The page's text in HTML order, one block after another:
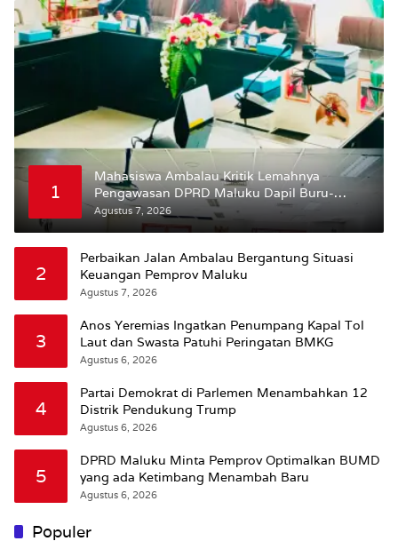
1
Mahasiswa Ambalau Kritik Lemahnya
Pengawasan DPRD Maluku Dapil Buru-
Bursel Terhadap Proses Perubahan Status
Jalan
Agustus 7, 2026
2
Perbaikan Jalan Ambalau Bergantung Situasi
Keuangan Pemprov Maluku
Agustus 7, 2026
3
Anos Yeremias Ingatkan Penumpang Kapal Tol
Laut dan Swasta Patuhi Peringatan BMKG
Agustus 6, 2026
4
Partai Demokrat di Parlemen Menambahkan 12
Distrik Pendukung Trump
Agustus 6, 2026
5
DPRD Maluku Minta Pemprov Optimalkan BUMD
yang ada Ketimbang Menambah Baru
Agustus 6, 2026
Populer